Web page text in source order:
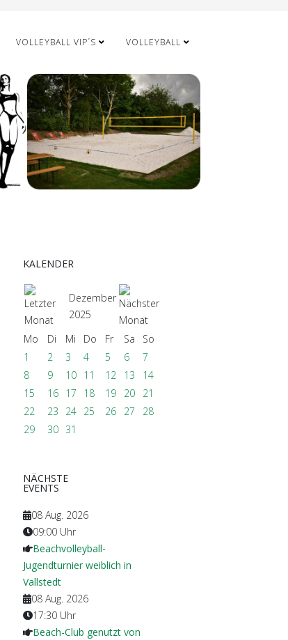
VOLLEYBALL VIP´S VOLLEYBALL
KALENDER
Dezember
2025
Mo
Di Mi Do Fr Sa
So
1
2 3 4 5 6
7
8
9 10 11 12 13
14
15
16 17 18 19 20
21
22
23 24 25 26 27
28
29
30 31
NÄCHSTE
EVENTS
08 Aug. 2026
09:00 Uhr
Beachvolleyball-
Jugendturnier weiblich in
Vallstedt
08 Aug. 2026
17:30 Uhr
Beach-Club genutzt von